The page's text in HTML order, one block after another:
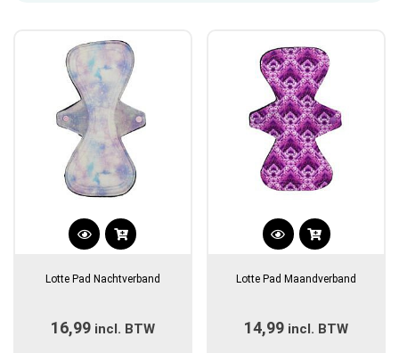
Dit
heeft
variaties.
Lotte Pad Nachtverband
16,99 incl. BTW
Dit
heeft
variaties.
Lotte Pad Maandverband
14,99 incl. BTW